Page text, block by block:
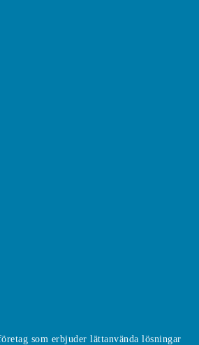
som erbjuder lättanvända lösningar